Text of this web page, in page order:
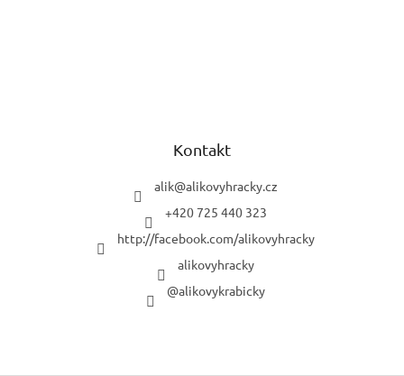
Kontakt
alik@alikovyhracky.cz
+420 725 440 323
http://facebook.com/alikovyhracky
alikovyhracky
@alikovykrabicky